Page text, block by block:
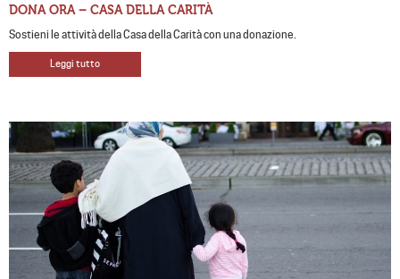
DONA ORA – CASA DELLA CARITÀ
Sostieni le attività della Casa della Carità con una donazione.
Leggi tutto